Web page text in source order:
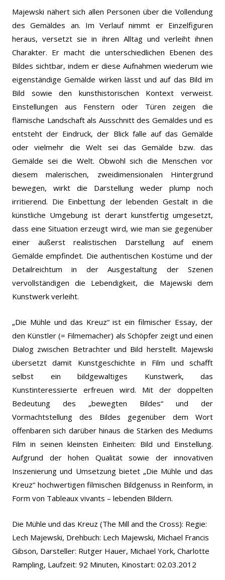
Majewski nähert sich allen Personen über die Vollendung
des Gemäldes an. Im Verlauf nimmt er Einzelfiguren
heraus, versetzt sie in ihren Alltag und verleiht ihnen
Charakter. Er macht die unterschiedlichen Ebenen des
Bildes sichtbar, indem er diese Aufnahmen wiederum wie
eigenständige Gemälde wirken lässt und auf das Bild im
Bild sowie den kunsthistorischen Kontext verweist.
Einstellungen aus Fenstern oder Türen zeigen die
flämische Landschaft als Ausschnitt des Gemäldes und es
entsteht der Eindruck, der Blick falle auf das Gemälde
oder vielmehr die Welt sei das Gemälde bzw. das
Gemälde sei die Welt. Obwohl sich die Menschen vor
diesem malerischen, zweidimensionalen Hintergrund
bewegen, wirkt die Darstellung weder plump noch
irritierend. Die Einbettung der lebenden Gestalt in die
künstliche Umgebung ist derart kunstfertig umgesetzt,
dass eine Situation erzeugt wird, wie man sie gegenüber
einer äußerst realistischen Darstellung auf einem
Gemälde empfindet. Die authentischen Kostüme und der
Detailreichtum in der Ausgestaltung der Szenen
vervollständigen die Lebendigkeit, die Majewski dem
Kunstwerk verleiht.
„Die Mühle und das Kreuz“ ist ein filmischer Essay, der
den Künstler (= Filmemacher) als Schöpfer zeigt und einen
Dialog zwischen Betrachter und Bild herstellt. Majewski
übersetzt damit Kunstgeschichte in Film und schafft
selbst ein bildgewaltiges Kunstwerk, das
Kunstinteressierte erfreuen wird. Mit der doppelten
Bedeutung des „bewegten Bildes“ und der
Vormachtstellung des Bildes gegenüber dem Wort
offenbaren sich darüber hinaus die Stärken des Mediums
Film in seinen kleinsten Einheiten: Bild und Einstellung.
Aufgrund der hohen Qualität sowie der innovativen
Inszenierung und Umsetzung bietet „Die Mühle und das
Kreuz“ hochwertigen filmischen Bildgenuss in Reinform, in
Form von Tableaux vivants – lebenden Bildern.
Die Mühle und das Kreuz (The Mill and the Cross): Regie:
Lech Majewski, Drehbuch: Lech Majewski, Michael Francis
Gibson, Darsteller: Rutger Hauer, Michael York, Charlotte
Rampling, Laufzeit: 92 Minuten, Kinostart: 02.03.2012